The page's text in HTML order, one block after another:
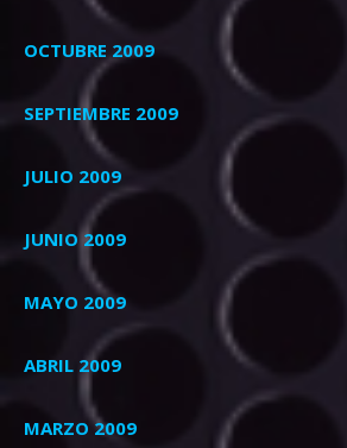
OCTUBRE 2009
SEPTIEMBRE 2009
JULIO 2009
JUNIO 2009
MAYO 2009
ABRIL 2009
MARZO 2009